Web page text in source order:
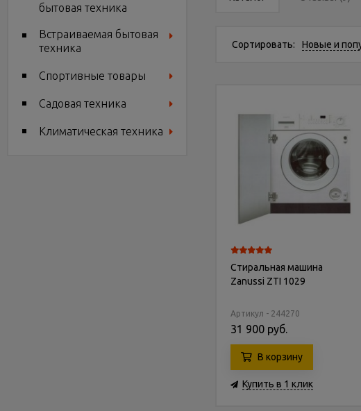
Сортировать: Новые и
Стиральная машина
Zanussi ZTI 1029
Артикул - 244270
31 900 руб.
В корзину
Купить в 1 клик
бытовая техника
Встраиваемая бытовая
техника
Спортивные товары
Садовая техника
Климатическая техника